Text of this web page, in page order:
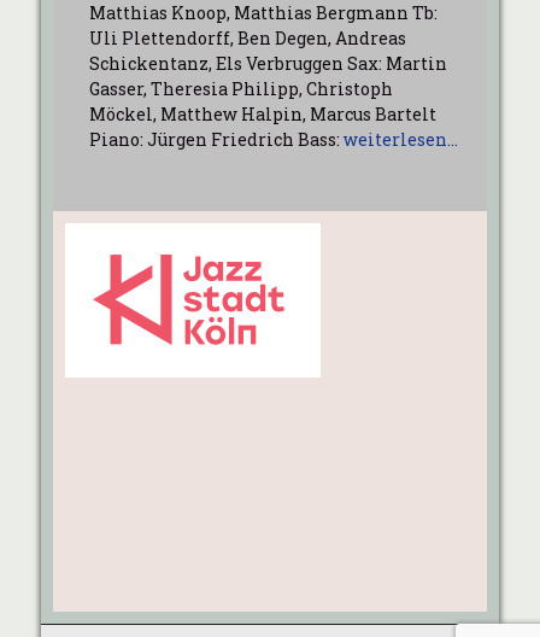
Matthias Knoop, Matthias Bergmann Tb:
Uli Plettendorff, Ben Degen, Andreas
Schickentanz, Els Verbruggen Sax: Martin
Gasser, Theresia Philipp, Christoph
Möckel, Matthew Halpin, Marcus Bartelt
Piano: Jürgen Friedrich Bass: weiterlesen…